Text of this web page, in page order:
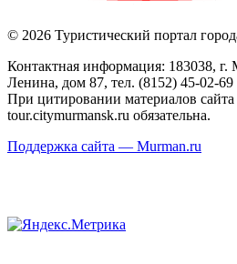
© 2026 Туристический портал
Контактная информация: 183038, г.
Ленина, дом 87, тел. (8152) 45-02-69
При цитировании материалов сайта
tour.citymurmansk.ru обязательна.
Поддержка сайта — Murman.ru